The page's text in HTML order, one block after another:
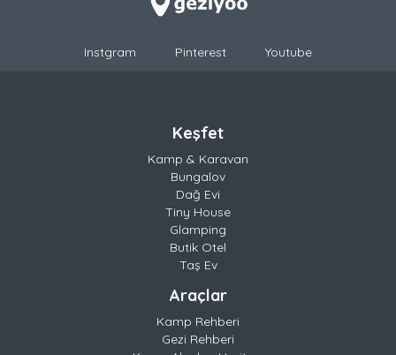
Instgram Pinterest Youtube
Keşfet
Kamp & Karavan
Bungalov
Dağ Evi
Tiny House
Glamping
Butik Otel
Taş Ev
Araçlar
Kamp Rehberi
Gezi Rehberi